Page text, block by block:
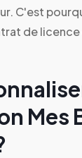
C'est
de licence
Mes